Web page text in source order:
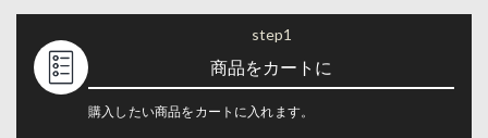
step1
商品をカートに
購入したい商品をカートに入れます。